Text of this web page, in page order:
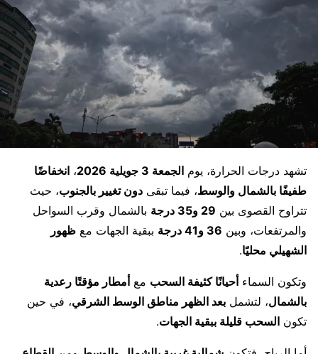
تشهد درجات الحرارة، يوم الجمعة 3 جويلية 2026 ، انخفاضًا
طفيفًا بالشمال والوسط، فيما تبقى دون تغيير بالجنوب، حيث
تتراوح القصوى بين 29 و35 درجة
بالشمال وقرب السواحل
والمرتفعات، وبين 36 و41 درجة ببقية الجهات مع ظهور
الشهيلي محليًا.
وتكون السماء أحيانًا كثيفة السحب مع أمطار مؤقتًا رعدية
بالشمال، لتشمل بعد الظهر مناطق الوسط الشرقي، في حين
تكون السحب قليلة ببقية الجهات.